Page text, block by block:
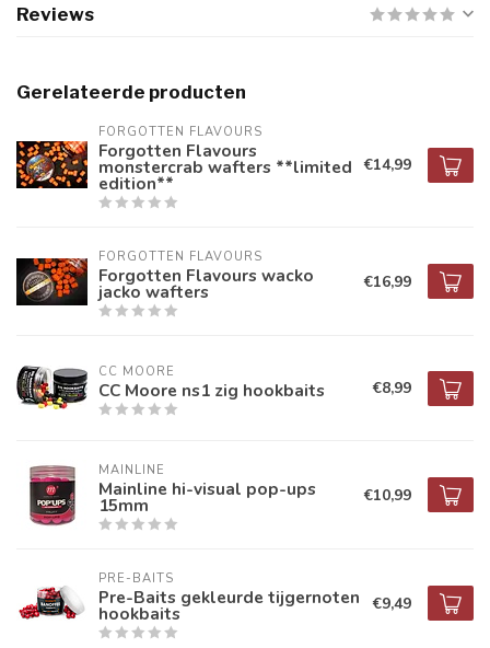
Reviews
Gerelateerde producten
FORGOTTEN FLAVOURS
Forgotten Flavours
monstercrab wafters **limited
edition**
€14,99
FORGOTTEN FLAVOURS
Forgotten Flavours wacko
jacko wafters €16,99
CC MOORE
CC Moore ns1 zig hookbaits €8,99
MAINLINE
Mainline hi-visual pop-ups
15mm €10,99
PRE-BAITS
Pre-Baits gekleurde tijgernoten
hookbaits €9,49